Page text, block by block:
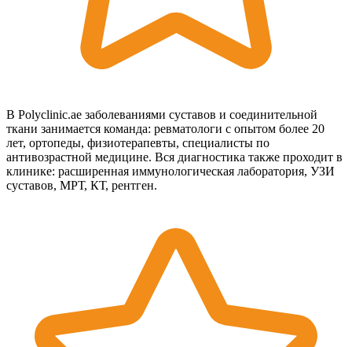
В Polyclinic.ae заболеваниями суставов и соединительной
ткани занимается команда: ревматологи с опытом более 20
лет, ортопеды, физиотерапевты, специалисты по
антивозрастной медицине. Вся диагностика также проходит в
клинике: расширенная иммунологическая лаборатория, УЗИ
суставов, МРТ, КТ, рентген.